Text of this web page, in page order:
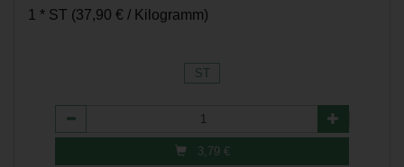
1 * ST (37,90 € / Kilogramm)
ST
Anzahl
3,79 €